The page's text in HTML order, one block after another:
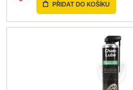
PŘIDAT DO KOŠÍKU